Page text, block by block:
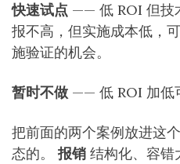
快速试点 —— 低 ROI 但技
报不高，但实施成本低，
施验证的机会。
暂时不做 —— 低 ROI 加低
把前面的两个案例放进这
态的。 报销 结构化、容错